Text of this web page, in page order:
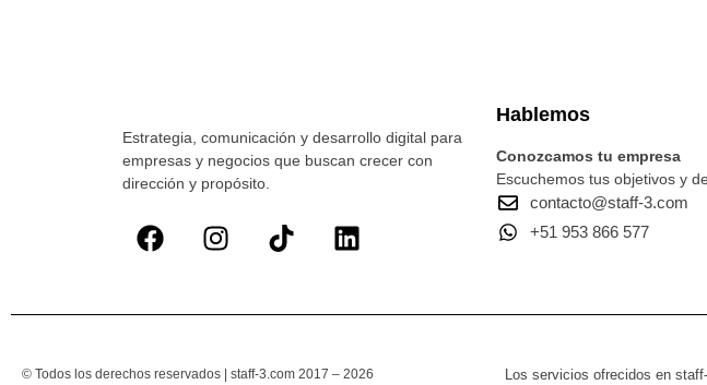
Estrategia, comunicación y desarrollo digital para
empresas y negocios que buscan crecer con
dirección y propósito.
Hablemos
Conozcamos tu empresa
Escuchemos tus objetivos y
contacto@staff-3.com
+51 953 866 577
© Todos los derechos reservados | staff-3.com 2017 – 2026 Los servicios ofrecidos en